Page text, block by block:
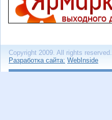
Copyright 2009. All rights reserved.
Разработка сайта: WebInside